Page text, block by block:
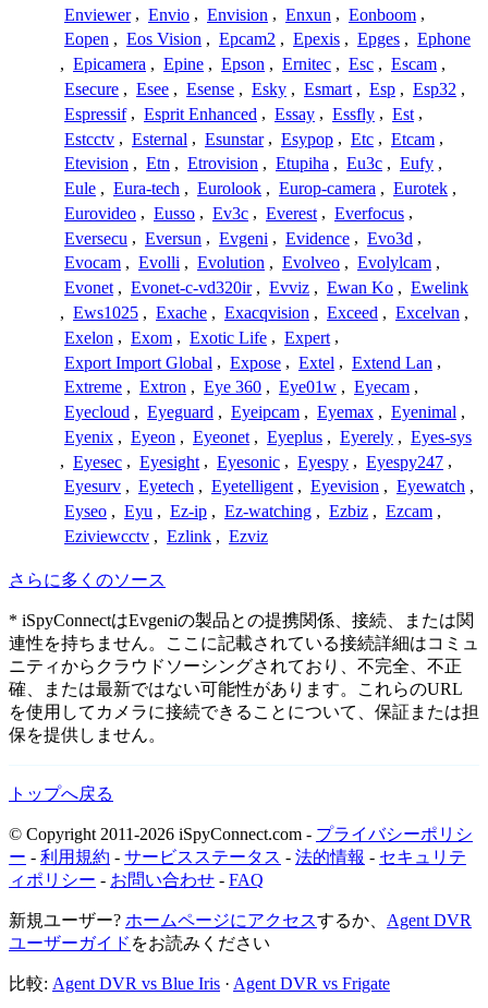
Enviewer , Envio , Envision , Enxun , Eonboom ,
Eopen , Eos Vision , Epcam2 , Epexis , Epges , Ephone
, Epicamera , Epine , Epson , Ernitec , Esc , Escam ,
Esecure , Esee , Esense , Esky , Esmart , Esp , Esp32 ,
Espressif , Esprit Enhanced , Essay , Essfly , Est ,
Estcctv , Esternal , Esunstar , Esypop , Etc , Etcam ,
Etevision , Etn , Etrovision , Etupiha , Eu3c , Eufy ,
Eule , Eura-tech , Eurolook , Europ-camera , Eurotek ,
Eurovideo , Eusso , Ev3c , Everest , Everfocus ,
Eversecu , Eversun , Evgeni , Evidence , Evo3d ,
Evocam , Evolli , Evolution , Evolveo , Evolylcam ,
Evonet , Evonet-c-vd320ir , Evviz , Ewan Ko , Ewelink
, Ews1025 , Exache , Exacqvision , Exceed , Excelvan ,
Exelon , Exom , Exotic Life , Expert ,
Export Import Global , Expose , Extel , Extend Lan ,
Extreme , Extron , Eye 360 , Eye01w , Eyecam ,
Eyecloud , Eyeguard , Eyeipcam , Eyemax , Eyenimal ,
Eyenix , Eyeon , Eyeonet , Eyeplus , Eyerely , Eyes-sys
, Eyesec , Eyesight , Eyesonic , Eyespy , Eyespy247 ,
Eyesurv , Eyetech , Eyetelligent , Eyevision , Eyewatch ,
Eyseo , Eyu , Ez-ip , Ez-watching , Ezbiz , Ezcam ,
Eziviewcctv , Ezlink , Ezviz
さらに多くのソース
* iSpyConnectはEvgeniの製品との提携関係、接続、または関
連性を持ちません。ここに記載されている接続詳細はコミュ
ニティからクラウドソーシングされており、不完全、不正
確、または最新ではない可能性があります。これらのURL
を使用してカメラに接続できることについて、保証または担
保を提供しません。
トップへ戻る
© Copyright 2011-2026 iSpyConnect.com - プライバシーポリシ
ー - 利用規約 - サービスステータス - 法的情報 - セキュリテ
ィポリシー - お問い合わせ - FAQ
新規ユーザー? ホームページにアクセスするか、 Agent DVR
ユーザーガイド をお読みください
比較: Agent DVR vs Blue Iris · Agent DVR vs Frigate